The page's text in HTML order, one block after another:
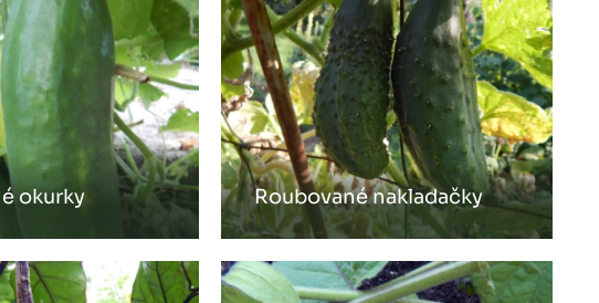
okurky Roubované nakladačky